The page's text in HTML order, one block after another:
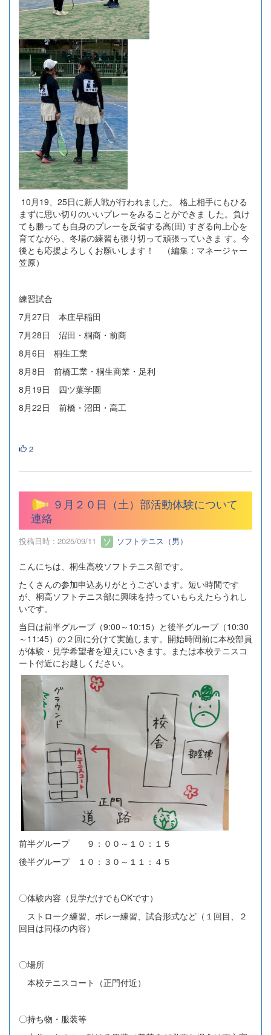
10月19、25日に新人戦が行われました。 格上相手にもひる
まずに思い切りのいいプレーをみることができま した。負け
ても勝っても自身のプレーを反省する高(田) すぎる向上心を
育てながら、冬場の練習も張り切って頑張っていきま す。今
後とも応援よろしくお願いします！ （編集：マネージャー
笠原）
練習試合
7月27日 本庄早稲田
7月28日 沼田・桐商・前商
8月6日 桐生工業
8月8日 前橋工業・桐生商業・足利
8月19日 四ツ葉学園
8月22日 前橋・沼田・高工
2
９月２０日（土）部活動体験について
連絡
投稿日時 : 2025/09/11 ソフトテニス（男）
こんにちは、桐生高校ソフトテニス部です。
たくさんの参加申込ありがとうございます。短い時間です
が、桐高ソフトテニス部に興味を持っていもらえたらうれし
いです。
当日は前半グループ（9:00～10:15）と後半グループ（10:30
～11:45）の２回に分けて実施します。開始時間前に本校部員
が体験・見学希望者を迎えにいきます。または本校テニスコ
ート付近にお越しください。
前半グループ ９：００～１０：１５
後半グループ １０：３０～１１：４５
〇体験内容（見学だけでもOKです）
ストローク練習、ボレー練習、試合形式など（１回目、２
回目は同様の内容）
〇場所
本校テニスコート（正門付近）
〇持ち物・服装等